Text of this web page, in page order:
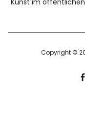
Kunst im
Copyright ©